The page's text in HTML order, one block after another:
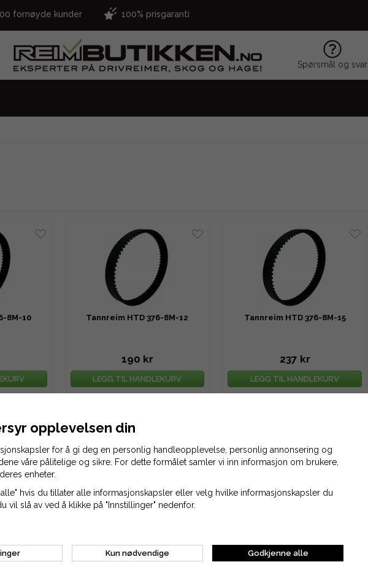
fornøyde kunder 100% prisgaranti
Spørsmål og svar
8M-10 Tannreim HTD 376-8M-12
190 kr
LEGG TIL HANDLEKURV
Tannreim HTD 376-8M-15
237 kr
LEGG TIL HANDLEKURV
8M-30
opplevelsen din
for å gi deg en personlig handleopplevelse, personlig annonsering og
våre pålitelige og sikre. For dette formålet samler vi inn informasjon om brukere,
enheter.
hvis du tillater alle informasjonskapsler eller velg hvilke informasjonskapsler du
vil slå av ved å klikke på "Innstillinger" nedenfor.
Kun nødvendige Godkjenne alle